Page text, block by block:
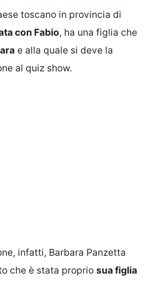
toscano in provincia di
con Fabio, ha una figlia che
e alla quale si deve la
al quiz show.
infatti, Barbara Panzetta
che è stata proprio sua figlia